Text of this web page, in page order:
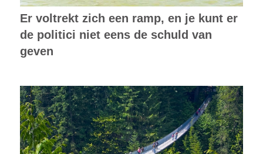
Er voltrekt zich een ramp, en je kunt er
de politici niet eens de schuld van
geven